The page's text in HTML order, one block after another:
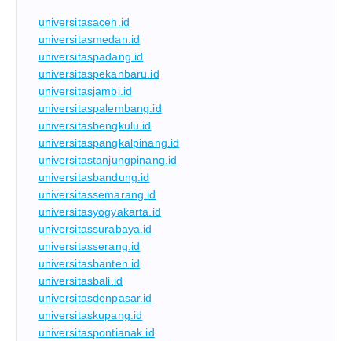
universitasaceh.id
universitasmedan.id
universitaspadang.id
universitaspekanbaru.id
universitasjambi.id
universitaspalembang.id
universitasbengkulu.id
universitaspangkalpinang.id
universitastanjungpinang.id
universitasbandung.id
universitassemarang.id
universitasyogyakarta.id
universitassurabaya.id
universitasserang.id
universitasbanten.id
universitasbali.id
universitasdenpasar.id
universitaskupang.id
universitaspontianak.id